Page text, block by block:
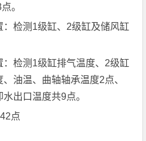
。
检测1级缸、2级缸及储风缸
检测1级缸排气温度、2级缸
油温、曲轴轴承温度2点、
出口温度共9点。
点